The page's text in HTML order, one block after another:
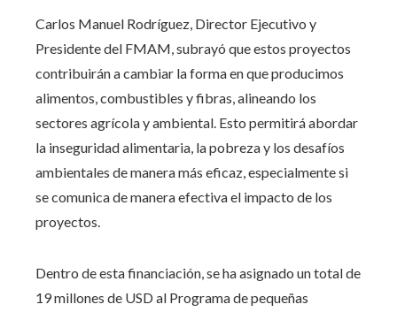
Carlos Manuel Rodríguez, Director Ejecutivo y
Presidente del FMAM, subrayó que estos proyectos
contribuirán a cambiar la forma en que producimos
alimentos, combustibles y fibras, alineando los
sectores agrícola y ambiental. Esto permitirá abordar
la inseguridad alimentaria, la pobreza y los desafíos
ambientales de manera más eficaz, especialmente si
se comunica de manera efectiva el impacto de los
proyectos.
Dentro de esta financiación, se ha asignado un total de
19 millones de USD al Programa de pequeñas